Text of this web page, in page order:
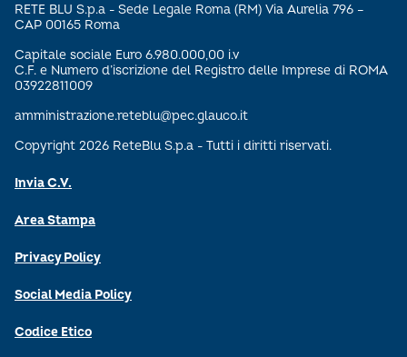
RETE BLU S.p.a - Sede Legale Roma (RM) Via Aurelia 796 –
CAP 00165 Roma
Capitale sociale Euro 6.980.000,00 i.v
C.F. e Numero d’iscrizione del Registro delle Imprese di ROMA
03922811009
amministrazione.reteblu@pec.glauco.it
Copyright 2026 ReteBlu S.p.a - Tutti i diritti riservati.
Invia C.V.
Area Stampa
Privacy Policy
Social Media Policy
Codice Etico